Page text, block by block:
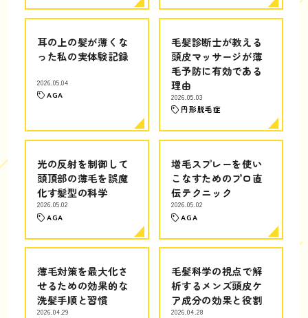
耳の上の髪が薄くな
った私の実体験記録
2026.05.04
AGA
毛髪診断士が教える
頭皮マッサージが薄
毛予防に有効である
理由
2026.05.03
円形脱毛症
光の反射を制御して
頭頂部の薄毛を誤魔
化す髪型の科学
2026.05.02
AGA
増毛スプレーを使い
こなすためのプロ直
伝テクニック
2026.05.02
AGA
薄毛対策を最大化さ
せるための効果的な
洗髪手順と習慣
2026.04.29
毛髪科学の視点で解
析するメンズ頭皮ケ
ア成分の効果と役割
2026.04.28